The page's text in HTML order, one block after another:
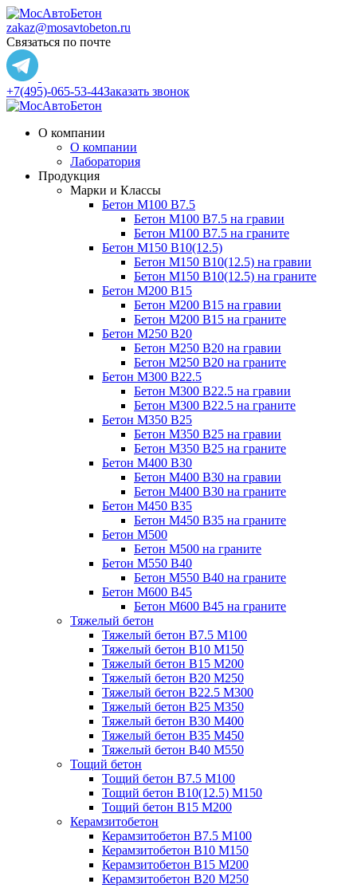
zakaz@mosavtobeton.ru
Связаться по почте
+7(495)-065-53-44Заказать звонок
О компании
О компании
Лаборатория
Продукция
Марки и Классы
Бетон М100 В7.5
Бетон М100 В7.5 на гравии
Бетон М100 В7.5 на граните
Бетон М150 В10(12.5)
Бетон М150 В10(12.5) на гравии
Бетон М150 В10(12.5) на граните
Бетон М200 В15
Бетон М200 В15 на гравии
Бетон М200 В15 на граните
Бетон М250 В20
Бетон М250 В20 на гравии
Бетон М250 В20 на граните
Бетон М300 В22.5
Бетон М300 В22.5 на гравии
Бетон М300 В22.5 на граните
Бетон М350 В25
Бетон М350 В25 на гравии
Бетон М350 В25 на граните
Бетон М400 В30
Бетон М400 В30 на гравии
Бетон М400 В30 на граните
Бетон М450 В35
Бетон М450 В35 на граните
Бетон М500
Бетон М500 на граните
Бетон М550 В40
Бетон М550 В40 на граните
Бетон М600 В45
Бетон М600 В45 на граните
Тяжелый бетон
Тяжелый бетон В7.5 М100
Тяжелый бетон В10 М150
Тяжелый бетон В15 М200
Тяжелый бетон В20 М250
Тяжелый бетон В22.5 М300
Тяжелый бетон В25 М350
Тяжелый бетон В30 М400
Тяжелый бетон В35 М450
Тяжелый бетон В40 М550
Тощий бетон
Тощий бетон В7.5 М100
Тощий бетон В10(12.5) М150
Тощий бетон В15 М200
Керамзитобетон
Керамзитобетон В7.5 М100
Керамзитобетон В10 М150
Керамзитобетон В15 М200
Керамзитобетон В20 М250